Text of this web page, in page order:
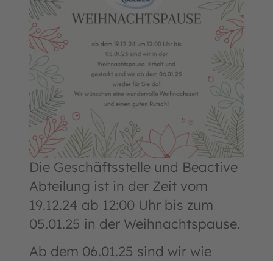
Die Geschäftsstelle und Beactive
Abteilung ist in der Zeit vom
19.12.24 ab 12:00 Uhr bis zum
05.01.25 in der Weihnachtspause.
Ab dem 06.01.25 sind wir wie